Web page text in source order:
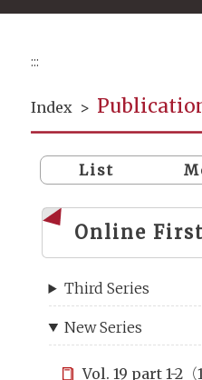
:::
Index >
List
Online First
Third Series
New Series
Vol. 19 part 1-2（